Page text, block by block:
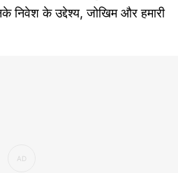
निवेश के उद्देश्य, जोखिम और हमारी